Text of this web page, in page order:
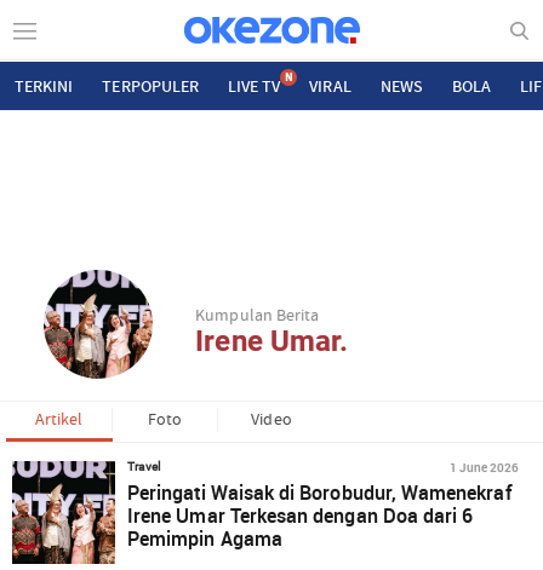
TERKINI TERPOPULER LIVE TV N VIRAL NEWS BOLA
Kumpulan Berita
Irene Umar.
Artikel Foto Video
Travel 1 June 2026
Peringati Waisak di Borobudur, Wamenekraf
Irene Umar Terkesan dengan Doa dari 6
Pemimpin Agama